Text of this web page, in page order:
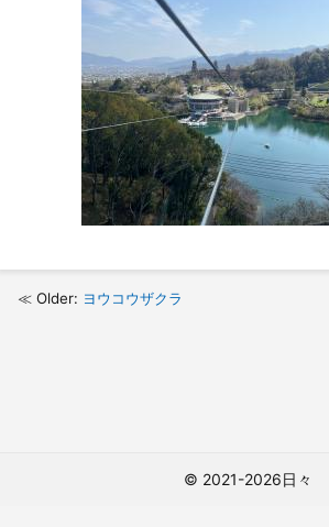
Older: ヨウコウザクラ
© 2021-2026日々